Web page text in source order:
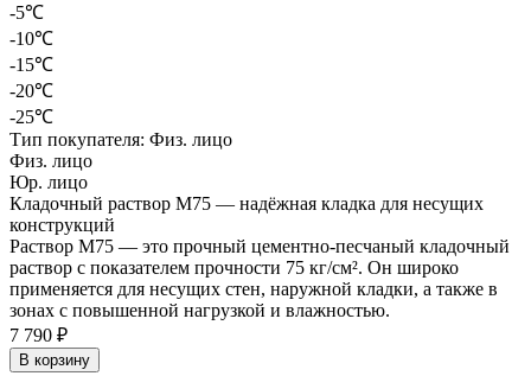
-5℃
-10℃
-15℃
-20℃
-25℃
Тип покупателя: Физ. лицо
Физ. лицо
Юр. лицо
Кладочный раствор М75 — надёжная кладка для несущих
конструкций
Раствор М75 — это прочный цементно-песчаный кладочный
раствор с показателем прочности 75 кг/см². Он широко
применяется для несущих стен, наружной кладки, а также в
зонах с повышенной нагрузкой и влажностью.
7 790 ₽
В корзину